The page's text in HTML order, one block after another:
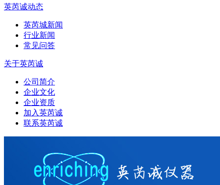
英芮诚动态
英芮城新闻
行业新闻
常见问答
关于英芮诚
公司简介
企业文化
企业资质
加入英芮诚
联系英芮诚